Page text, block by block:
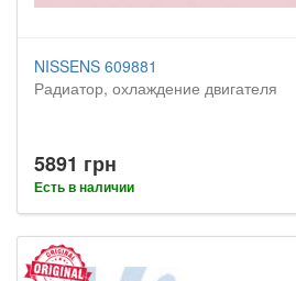
NISSENS 609881
Радиатор, охлаждение двигателя
5891 грн
Есть в наличии